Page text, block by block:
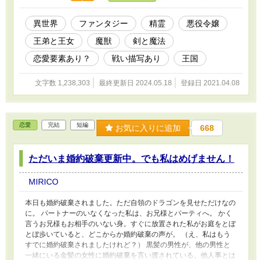
ばありがたい。ルヴィアーレは気楽な相手だと思っていたが、フィ
ルリーネの勘違いな行動がルヴィアーレに違和感を覚えさせる。
彼女は本当に愚かで、何もできない、王に従順な王女なのだろう
か？ 突然城に現れる魔獣。独裁者グングナルド王に粛清される者
たち。 精霊の恩恵を受けているこの世界。大国グングナルドでは
精霊が減り始めていた。その原因が独裁を敷いている王だと、誰が
気付いているだろうか。 この国は異常だ。 そんな中、フィルリー
ネの引き籠もり部屋に入り込むことに成功し、ルヴィアーレは驚愕
した。 この部屋は、なんだ？ 念の為R15です。 更新不定期。修正
は誤字脱字等です。小説家になろう様で連載中。
異世界 ファンタジー 精霊
悪役令嬢
王弟と王女
魔獣
剣と魔法
恋愛要素あり？
戦い描写あり 王国
文字数 1,238,303 最終更新日 2024.05.18 登録日 2021.04.08
恋愛 完結 短編 お気に入りに追加 668
ただいま婚約破棄更新中。でも私はめげません！
MIRICO
本日も婚約破棄されました。ただ自領のドラゴンを見せただけなの
に。 パートナーのいなくなった私は、お兄様とパーティへ。 かく
言うお兄様もお相手のいない身。すぐに放置された私がお庭をとぼ
とぼ歩いていると、どこからか婚約破棄の声が。 （え、私はもう
すでに婚約破棄されましたけれど？） 黒髪の男性が、他の男性と
一緒にいる金髪の女性に婚約破棄を言い渡されている。他人事とは